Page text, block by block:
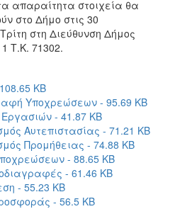
απαραίτητα στοιχεία θα
στο Δήμο στις 30
στη Διεύθυνση Δήμος
Τ.Κ. 71302.
KB
Υποχρεώσεων - 95.69 KB
- 41.87 KB
Αυτεπιστασίας - 71.21 KB
Προμήθειας - 74.88 KB
- 88.65 KB
- 61.46 KB
- 55.23 KB
- 56.5 KB